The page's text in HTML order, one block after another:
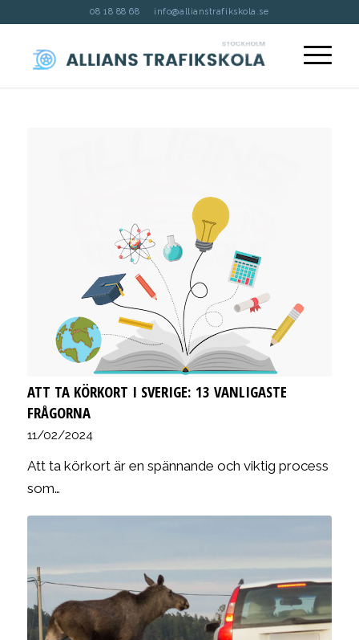
08 18 88 68 info@allianstrafikskola.se
ATT TA KÖRKORT I SVERIGE: 13 VANLIGASTE
FRÅGORNA
11/02/2024
Att ta körkort är en spännande och viktig process
som…